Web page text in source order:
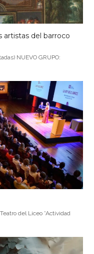
artistas del barroco
NUEVO GRUPO:
del Liceo *Actividad